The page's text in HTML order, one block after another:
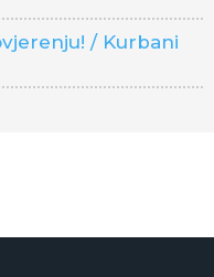
/ Kurbani